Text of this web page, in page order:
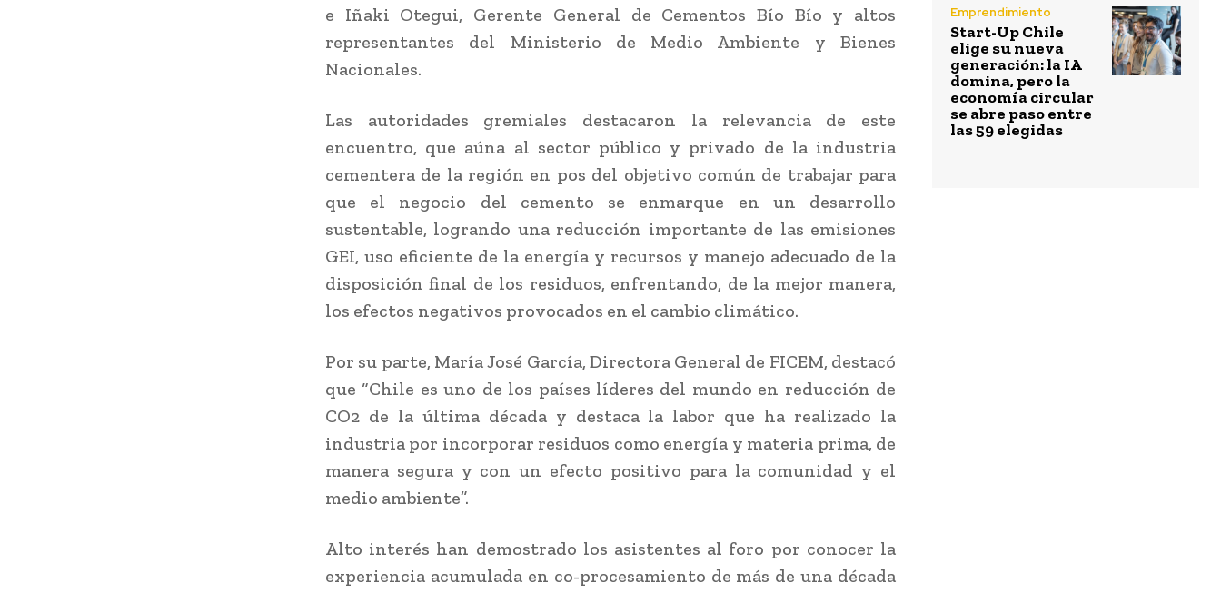
e Iñaki Otegui, Gerente General de Cementos Bío Bío y altos
representantes del Ministerio de Medio Ambiente y Bienes
Nacionales.
Las autoridades gremiales destacaron la relevancia de este
encuentro, que aúna al sector público y privado de la industria
cementera de la región en pos del objetivo común de trabajar para
que el negocio del cemento se enmarque en un desarrollo
sustentable, logrando una reducción importante de las emisiones
GEI, uso eficiente de la energía y recursos y manejo adecuado de la
disposición final de los residuos, enfrentando, de la mejor manera,
los efectos negativos provocados en el cambio climático.
Por su parte, María José García, Directora General de FICEM, destacó
que “Chile es uno de los países líderes del mundo en reducción de
CO2 de la última década y destaca la labor que ha realizado la
industria por incorporar residuos como energía y materia prima, de
manera segura y con un efecto positivo para la comunidad y el
medio ambiente”.
Alto interés han demostrado los asistentes al foro por conocer la
experiencia acumulada en co-procesamiento de más de una década
Emprendimiento
Start-Up Chile
elige su nueva
generación: la IA
domina, pero la
economía circular
se abre paso entre
las 59 elegidas